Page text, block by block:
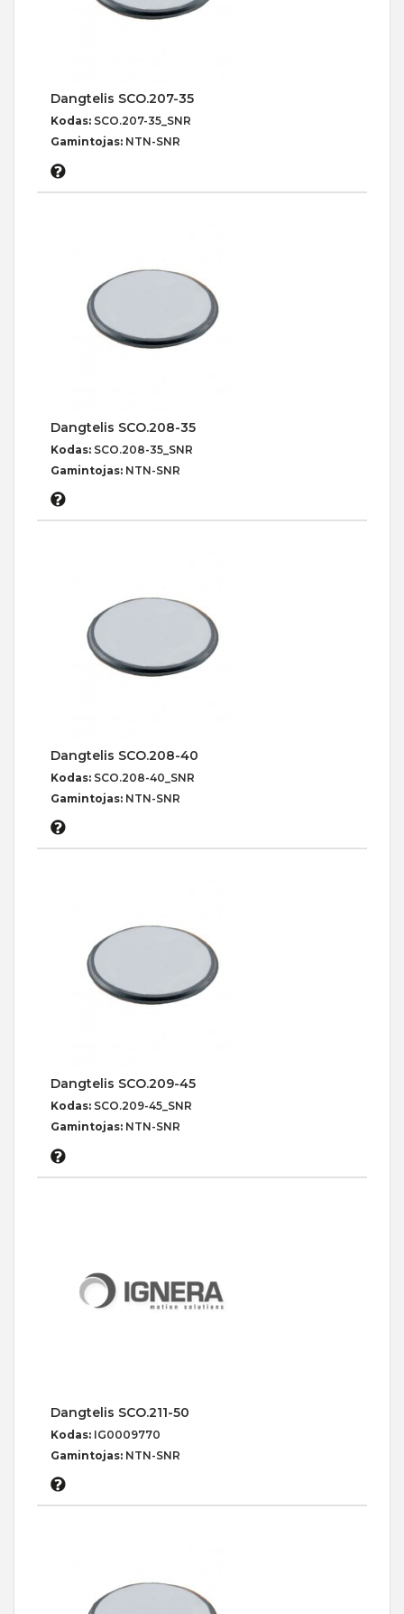
Dangtelis SCO.207-35
Kodas: SCO.207-35_SNR
Gamintojas: NTN-SNR
Dangtelis SCO.208-35
Kodas: SCO.208-35_SNR
Gamintojas: NTN-SNR
Dangtelis SCO.208-40
Kodas: SCO.208-40_SNR
Gamintojas: NTN-SNR
Dangtelis SCO.209-45
Kodas: SCO.209-45_SNR
Gamintojas: NTN-SNR
Dangtelis SCO.211-50
Kodas: IG0009770
Gamintojas: NTN-SNR